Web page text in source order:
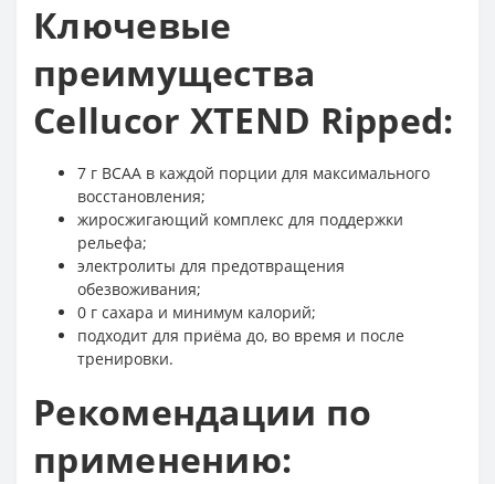
Ключевые
преимущества
Cellucor XTEND Ripped:
7 г BCAA в каждой порции для максимального
восстановления;
жиросжигающий комплекс для поддержки
рельефа;
электролиты для предотвращения
обезвоживания;
0 г сахара и минимум калорий;
подходит для приёма до, во время и после
тренировки.
Рекомендации по
применению: